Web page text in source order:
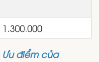
1.300.000
Ưu điểm của